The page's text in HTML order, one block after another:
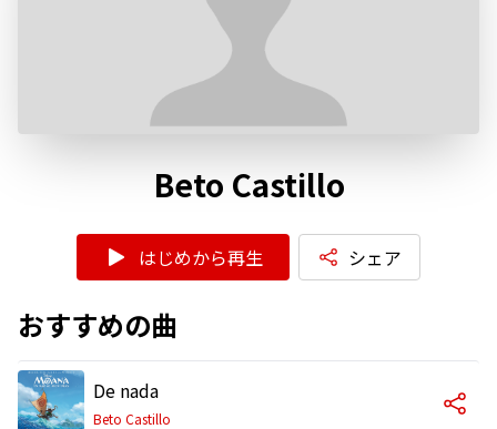
Beto Castillo
はじめから再生 シェア
おすすめの曲
De nada
Beto Castillo